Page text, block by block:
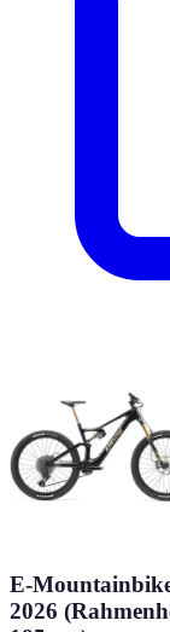
E-
2026